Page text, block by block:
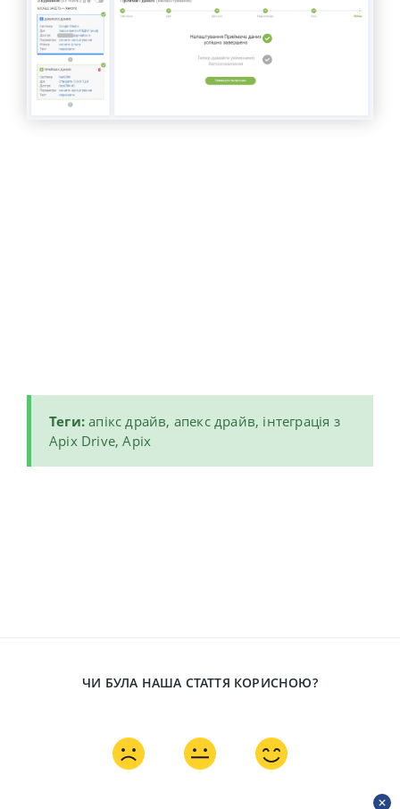
Теги: апікс драйв, апекс драйв, інтеграція з
Apix Drive,Аріх
ЧИ БУЛА НАША СТАТТЯ КОРИСНОЮ?